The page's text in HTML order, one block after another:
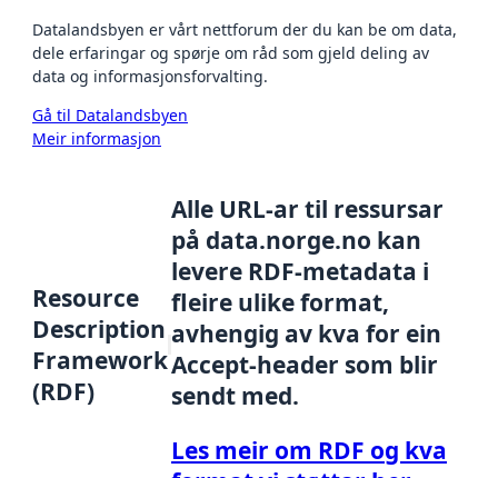
Datalandsbyen er vårt nettforum der du kan be om data,
dele erfaringar og spørje om råd som gjeld deling av
data og informasjonsforvalting.
Gå til Datalandsbyen
Meir informasjon
Resource
Description
Framework
(RDF)
Alle URL-ar til ressursar
på data.norge.no kan
levere RDF-metadata i
fleire ulike format,
avhengig av kva for ein
Accept-header som blir
sendt med.
Les meir om RDF og kva